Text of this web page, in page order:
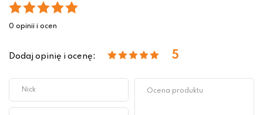
0 opinii i ocen
Dodaj opinię i ocenę: 5